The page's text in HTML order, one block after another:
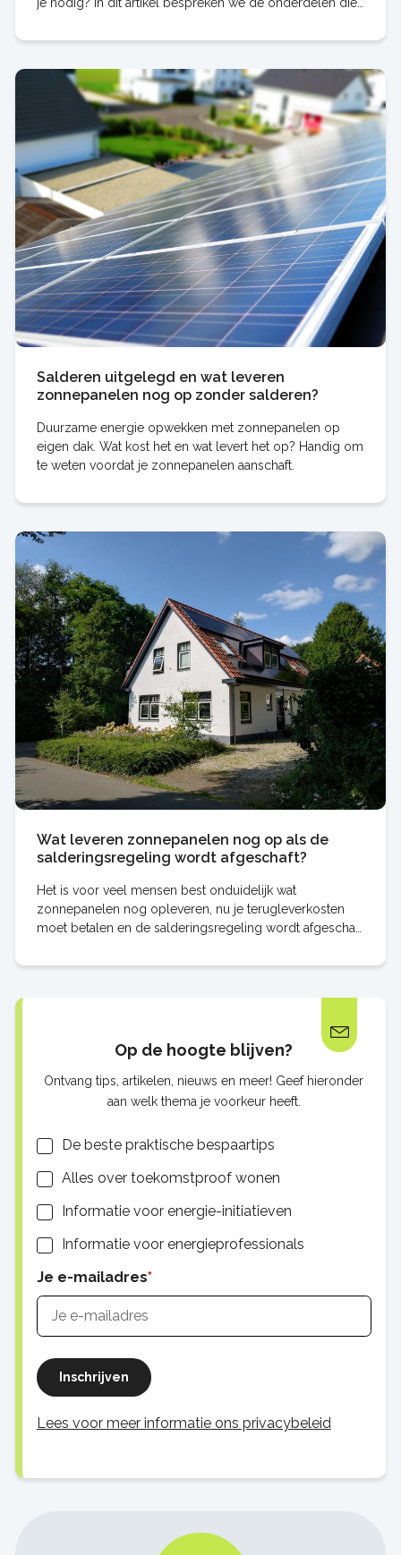
Salderen uitgelegd en wat leveren
zonnepanelen nog op zonder salderen?
Duurzame energie opwekken met zonnepanelen op
eigen dak. Wat kost het en wat levert het op? Handig om
te weten voordat je zonnepanelen aanschaft.
Wat leveren zonnepanelen nog op als de
salderingsregeling wordt afgeschaft?
Het is voor veel mensen best onduidelijk wat
zonnepanelen nog opleveren, nu je terugleverkosten
moet betalen en de salderingsregeling wordt afgeschaft
Op de hoogte blijven?
Ontvang tips, artikelen, nieuws en meer! Geef hieronder
aan welk thema je voorkeur heeft.
LijstenDe beste praktische bespaartips
Alles over toekomstproof wonen
Informatie voor energie-initiatieven
Informatie voor energieprofessionals
Je e-mailadres
Inschrijven
Lees voor meer informatie ons privacybeleid